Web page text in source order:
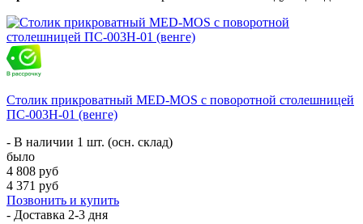
Столик прикроватный MED-MOS с поворотной столешницей
ПС-003Н-01 (венге)
- В наличии 1 шт. (осн. склад)
было
4 808 руб
4 371 руб
Позвонить и купить
- Доставка 2-3 дня